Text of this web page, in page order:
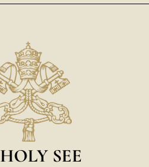
HOLY SEE